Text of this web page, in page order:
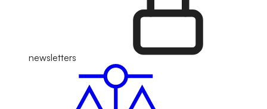
newsletters